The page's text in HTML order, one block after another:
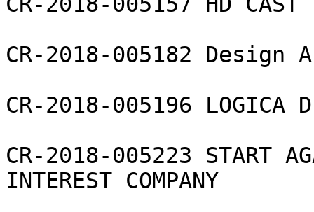
CR-2018-005182
CR-2018-005196 LOGICA
CR-2018-005223 START
INTEREST COMPANY